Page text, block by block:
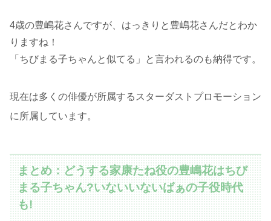
4歳の豊嶋花さんですが、はっきりと豊嶋花さんだとわか
りますね！
「ちびまる子ちゃんと似てる」と言われるのも納得です。
現在は多くの俳優が所属するスターダストプロモーション
に所属しています。
まとめ：どうする家康たね役の豊嶋花はちび
まる子ちゃん?いないいないばぁの子役時代
も!